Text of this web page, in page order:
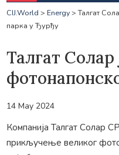
CIJ.World > Energy>Талгат
парка у Ђурђу
Талгат Солар
14 May 2024
Компанија Талгат Солар
прикључење великог